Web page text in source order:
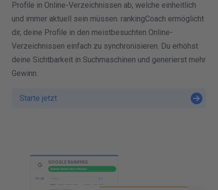
Profile in Online-Verzeichnissen ab, welche einheitlich
und immer aktuell sein müssen. rankingCoach ermöglicht
dir, deine Profile in den meistbesuchten Online-
Verzeichnissen einfach zu synchronisieren. Du erhöhst
deine Sichtbarkeit in Suchmaschinen und generierst mehr
Gewinn.
Starte jetzt
EIGENE BENACHRICHTIGUNG